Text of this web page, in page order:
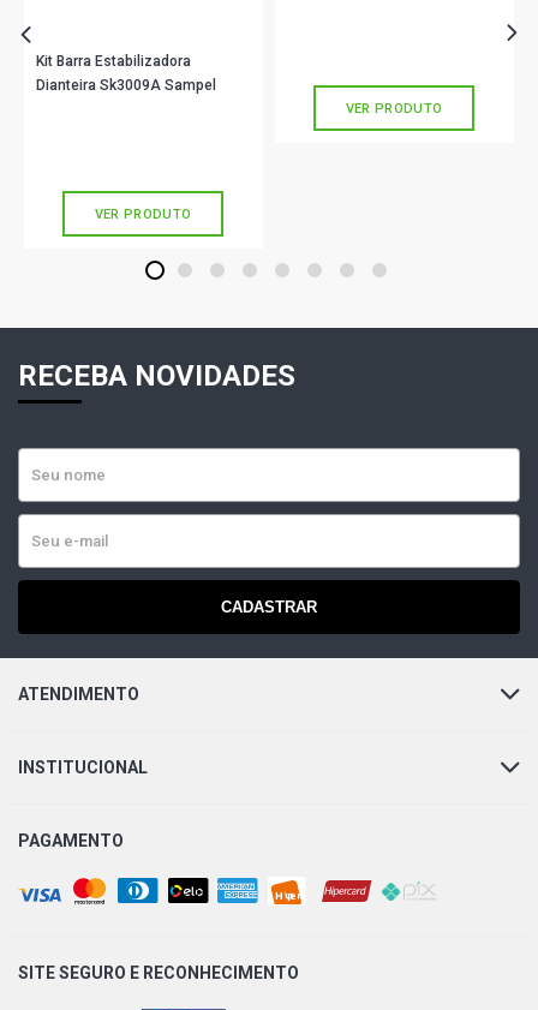
Kit Barra Estabilizadora
Dianteira Sk3009A Sampel
VER PRODUTO
VER PRODUTO
1 2 3 4 5 6 7 8
RECEBA NOVIDADES
CADASTRAR
ATENDIMENTO
INSTITUCIONAL
PAGAMENTO
SITE SEGURO E RECONHECIMENTO